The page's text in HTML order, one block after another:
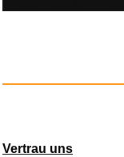
Vertrau uns